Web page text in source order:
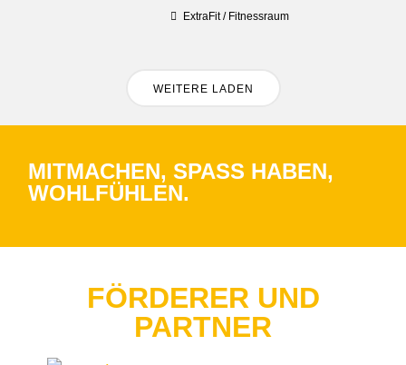
ExtraFit / Fitnessraum
WEITERE LADEN
MITMACHEN, SPASS HABEN, W
OHLFÜHLEN.
FÖRDERER UND
PARTNER